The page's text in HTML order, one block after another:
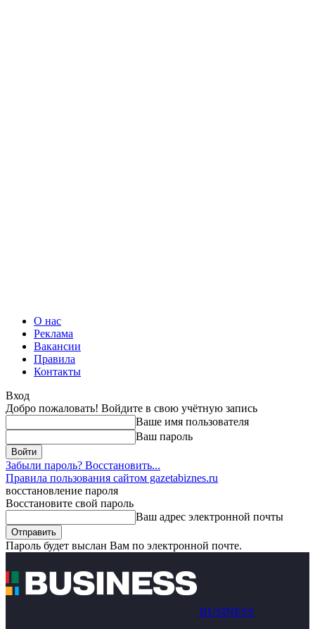
О нас
Реклама
Вакансии
Правила
Контакты
Вход
Добро пожаловать! Войдите в свою учётную запись
Ваше имя пользователя
Ваш пароль
Забыли пароль? Восстановить...
Правила пользования сайтом gazetabiznes.ru
восстановление пароля
Восстановите свой пароль
Ваш адрес электронной почты
Пароль будет выслан Вам по электронной почте.
BUSINESS